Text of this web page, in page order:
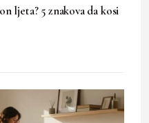
ljeta? 5 znakova da kosi